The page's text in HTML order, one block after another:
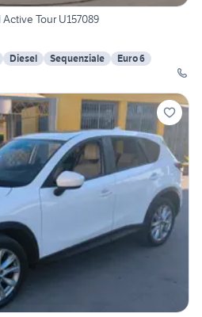
Tour U157089
Diesel Sequenziale
Euro 6